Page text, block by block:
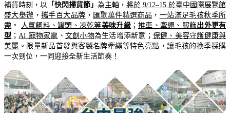
補貨時刻，以 「快閃掃貨節」 為主軸， 將於 9/12–15 於臺中國際展覽館
盛大舉辦 ，攜手百大品牌 ， 匯聚萬件精選商品 ， 一站滿足毛孩秋季所
需 。 人氣飼料、罐頭、凍乾等美味升級； 推車、牽繩、服飾出外更有
型 ； AI 寵物家電 、 文創小物為生活增添新意； 保健、美容守護健康與
美麗 。限量新品首發與客製名牌牽繩等特色亮點，讓毛孩的換季採購
一次到位，一同迎接全新生活節奏！